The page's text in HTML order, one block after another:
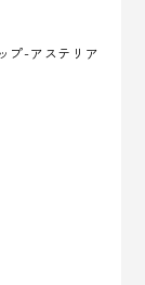
プ-アステリア